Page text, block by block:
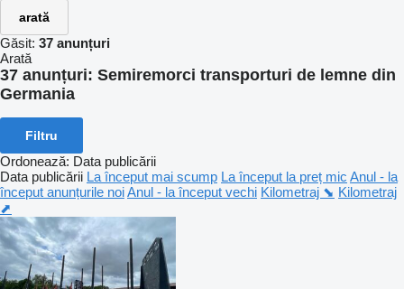
arată
Găsit: 37 anunțuri
Arată
37 anunțuri: Semiremorci transporturi de lemne din
Germania
Filtru
Ordonează: Data publicării
Data publicării La început mai scump La început la preț mic Anul - la
început anunțurile noiAnul - la început vechi Kilometraj ⬊ Kilometraj
⬈